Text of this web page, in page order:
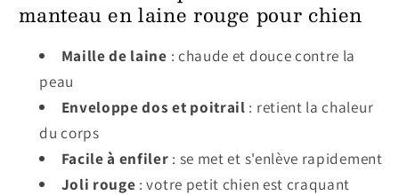
manteau en laine rouge pour chien
Maille de laine : chaude et douce contre la
peau
Enveloppe dos et poitrail : retient la chaleur
du corps
Facile à enfiler : se met et s'enlève rapidement
Joli rouge : votre petit chien est craquant